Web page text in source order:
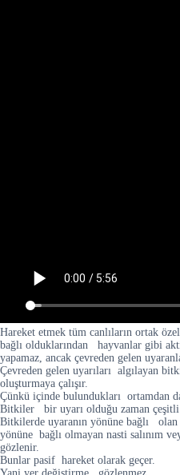
Hareket etmek tüm canlıların ortak
bağlı olduklarından hayvanlar gibi
yapamaz, ancak çevreden gelen
Çevreden gelen uyarıları algılayan
oluşturmaya çalışır.
Çünkü içinde bulundukları ortamdan
Bitkiler bir uyarı olduğu zaman
Bitkilerde uyaranın yönüne bağlı
yönüne bağlı olmayan nasti salınım
gözlenir.
Bunlar pasif hareket olarak geçer.